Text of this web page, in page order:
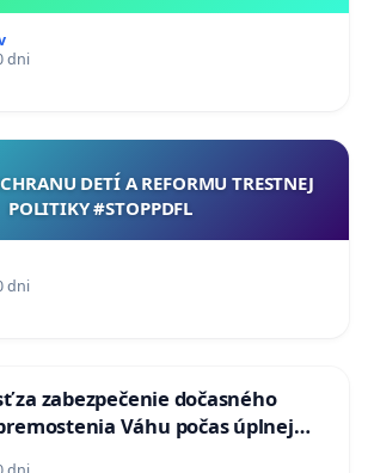
dni
DETÍ A REFORMU TRESTNEJ
POLITIKY #STOPPDFL
dni
za zabezpečenie dočasného
Váhu počas úplnej
mosta v Komárne